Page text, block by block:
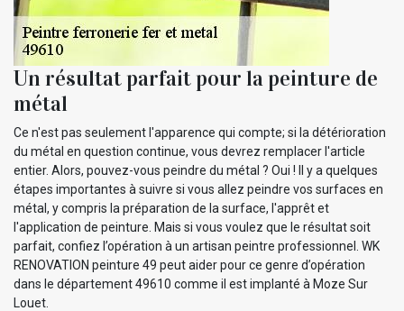
Un résultat parfait pour la peinture de
métal
Ce n'est pas seulement l'apparence qui compte; si la détérioration
du métal en question continue, vous devrez remplacer l'article
entier. Alors, pouvez-vous peindre du métal ? Oui ! Il y a quelques
étapes importantes à suivre si vous allez peindre vos surfaces en
métal, y compris la préparation de la surface, l'apprêt et
l'application de peinture. Mais si vous voulez que le résultat soit
parfait, confiez l’opération à un artisan peintre professionnel. WK
RENOVATION peinture 49 peut aider pour ce genre d’opération
dans le département 49610 comme il est implanté à Moze Sur
Louet.